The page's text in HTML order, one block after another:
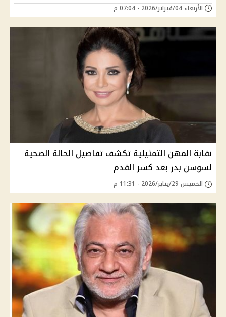
الأربعاء 04/فبراير/2026 - 07:04 م
نقابة المهن التمثيلية تكشف تفاصيل الحالة الصحية
لسوسن بدر بعد كسر القدم
الخميس 29/يناير/2026 - 11:31 م